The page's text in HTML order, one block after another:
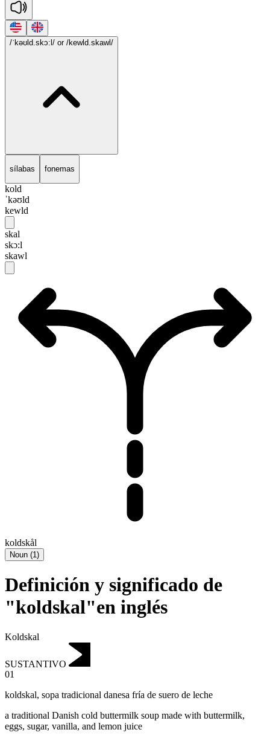
/ˈkəʊld.skɔ:l/ or /kewld.skawl/
sílabas fonemas
kold
ˈkəʊld
kewld
skal
skɔ:l
skawl
koldskål
Noun (1)
Definición y significado de
"koldskal"en inglés
Koldskal
SUSTANTIVO
01
koldskal, sopa tradicional danesa fría de suero de leche
a traditional Danish cold buttermilk soup made with buttermilk,
eggs, sugar, vanilla, and lemon juice